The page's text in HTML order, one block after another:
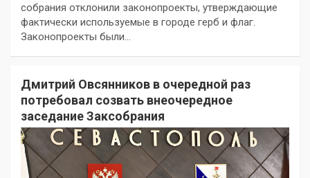
собрания отклонили законопроекты, утверждающие
фактически используемые в городе герб и флаг.
Законопроекты были…
Дмитрий Овсянников в очередной раз
потребовал созвать внеочередное
заседание Заксобрания